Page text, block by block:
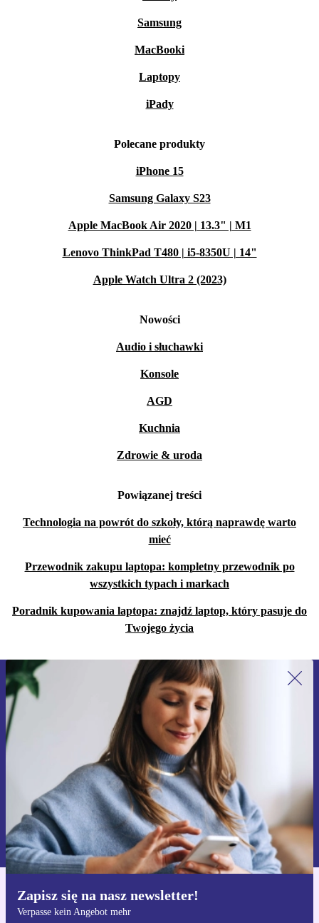
Samsung
MacBooki
Laptopy
iPady
Polecane produkty
iPhone 15
Samsung Galaxy S23
Apple MacBook Air 2020 | 13.3" | M1
Lenovo ThinkPad T480 | i5-8350U | 14"
Apple Watch Ultra 2 (2023)
Nowości
Audio i słuchawki
Konsole
AGD
Kuchnia
Zdrowie & uroda
Powiązanej treści
Technologia na powrót do szkoły, którą naprawdę warto
mieć
Przewodnik zakupu laptopa: kompletny przewodnik po
wszystkich typach i markach
Poradnik kupowania laptopa: znajdź laptop, który pasuje do
Twojego życia
Zapisz się na nasz newsletter!
Verpasse kein Angebot mehr
Zapisz się na nasz newsletter!
Nie przegap żadnej oferty.
Zarejestruj się
Informacje na temat używania danych osobowych znajdują się w
naszej
Polityce prywatności
Pobierz aplikację refurbed
Dla iOS i Android